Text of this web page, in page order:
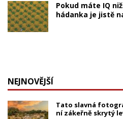
Pokud máte IQ
hádanka je jistě
NEJNOVĚJŠÍ
Tato slavná
ní zákeřně skrytý